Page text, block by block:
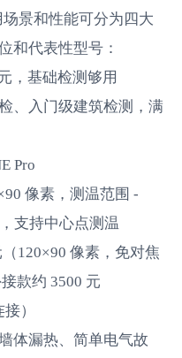
景和性能可分为四大
和代表性型号：
，基础检测够用
、入门级建筑检测，满
Pro
像素，测温范围 -
支持中心点测温
120×90 像素，免对焦
款约 3500 元
）
体漏热、简单电气故